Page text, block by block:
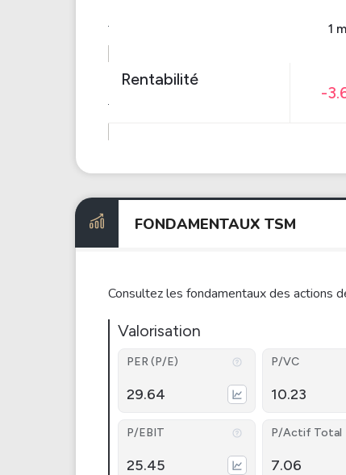
1
Rentabilité
-
FONDAMENTAUX TSM
Consultez les fondamentaux des actions
Valorisation
PER (P/E)
29.64
P/VC
10.23
P/EBIT
25.45
P/Actif Total
7.06